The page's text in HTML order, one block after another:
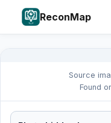
ReconMap
Source
Found